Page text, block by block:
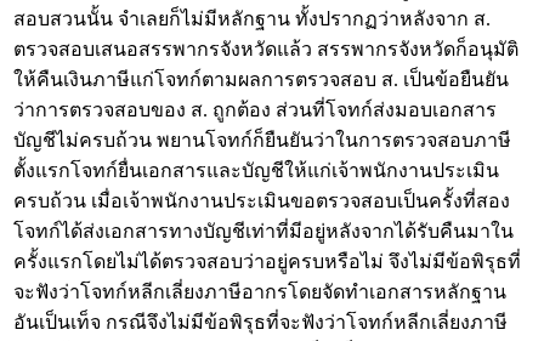
สอบสวนนั้น จำเลยก็ไม่มีหลักฐาน ทั้งปรากฏว่าหลังจาก ส.
ตรวจสอบเสนอสรรพากรจังหวัดแล้ว สรรพากรจังหวัดก็อนุมัติ
ให้คืนเงินภาษีแก่โจทก์ตามผลการตรวจสอบ ส. เป็นข้อยืนยัน
ว่าการตรวจสอบของ ส. ถูกต้อง ส่วนที่โจทก์ส่งมอบเอกสาร
บัญชีไม่ครบถ้วน พยานโจทก์ก็ยืนยันว่าในการตรวจสอบภาษี
ตั้งแรกโจทก์ยื่นเอกสารและบัญชีให้แก่เจ้าพนักงานประเมิน
ครบถ้วน เมื่อเจ้าพนักงานประเมินขอตรวจสอบเป็นครั้งที่สอง
โจทก์ได้ส่งเอกสารทางบัญชีเท่าที่มีอยู่หลังจากได้รับคืนมาใน
ครั้งแรกโดยไม่ได้ตรวจสอบว่าอยู่ครบหรือไม่ จึงไม่มีข้อพิรุธที่
จะฟังว่าโจทก์หลีกเลี่ยงภาษีอากรโดยจัดทำเอกสารหลักฐาน
อันเป็นเท็จ กรณีจึงไม่มีข้อพิรุธที่จะฟังว่าโจทก์หลีกเลี่ยงภาษี